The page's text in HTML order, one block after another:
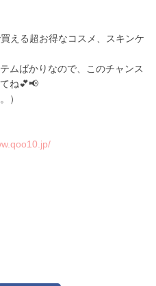
買える超お得なコスメ、スキンケ
ムばかりなので、このチャンス
ね💕📢
）